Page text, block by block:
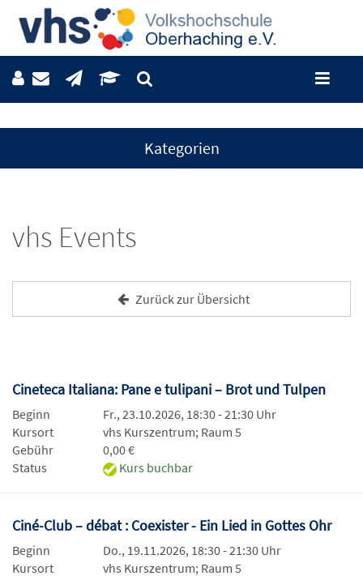
Kategorien
vhs Events
Zurück zur Übersicht
Cineteca Italiana: Pane e tulipani – Brot und Tulpen
Beginn
Fr., 23.10.2026, 18:30 - 21:30 Uhr
Kursort
vhs Kurszentrum; Raum 5
Gebühr
0,00 €
Status
Kurs buchbar
Ciné-Club – débat : Coexister - Ein Lied in Gottes Ohr
Beginn
Do., 19.11.2026, 18:30 - 21:30 Uhr
Kursort
vhs Kurszentrum; Raum 5